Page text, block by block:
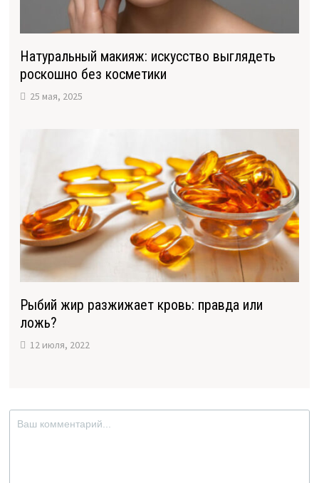
Натуральный макияж: искусство выглядеть
роскошно без косметики
25 мая, 2025
Рыбий жир разжижает кровь: правда или
ложь?
12 июля, 2022